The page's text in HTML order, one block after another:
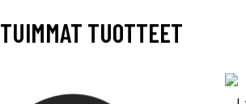
TUOTTEET